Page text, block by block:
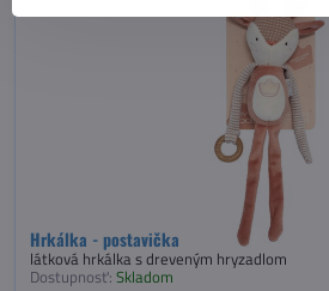
Hrkálka - postavička Srnček
látková hrkálka s dreveným hryzadlom
Dostupnosť: Skladom